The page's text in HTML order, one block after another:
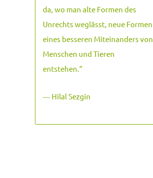
da, wo man alte Formen des
Unrechts weglässt, neue Formen
eines besseren Miteinanders von
Menschen und Tieren
entstehen. “
― Hilal Sezgin